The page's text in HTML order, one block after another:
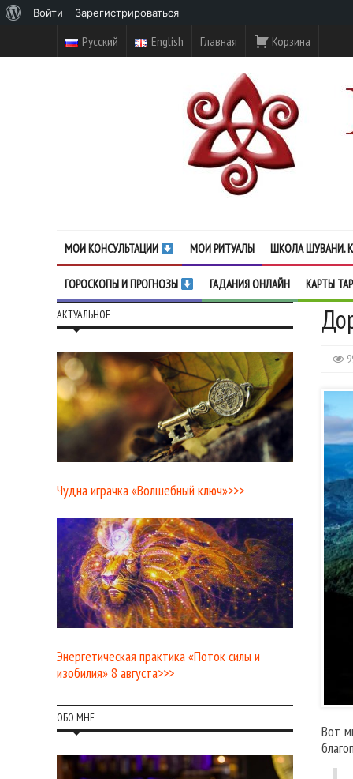
Русский English Главная Корзина
МОИ КОНСУЛЬТАЦИИ МОИ РИТУАЛЫ ШКОЛА ШУВАНИ.
ГОРОСКОПЫ И ПРОГНОЗЫ ГАДАНИЯ ОНЛАЙН КАРТЫ
Вот
АКТУАЛЬНОЕ
Чудна играчка «Волшебный ключ»>>>
Энергетическая практика «Поток силы и
изобилия» 8 августа>>>
ОБО МНЕ
WordPress
Войти Зарегистрироваться